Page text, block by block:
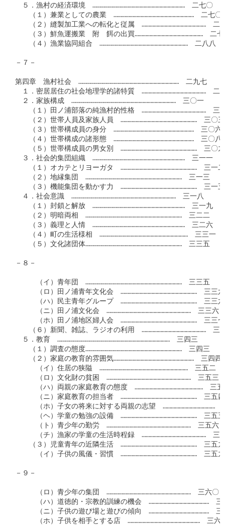
５．漁村の経済環境　……………………………………………………………　二七〇
（１）兼業としての農業　……………………………………………………　二七〇
（２）縫製加工業への転化と従属　…………………………………………　二
（３）鮮魚運搬業　附　餌の出買……………………………………………　二七
（４）漁業協同組合　…………………………………………………………　二八八
－７－
第四章　漁村社会　…………………………………………………………………　二九七
１．密居居住の社会地理学的諸特質　…………………………………………　二
２．家族構成　……………………………………………………………………　三〇一
（１）田ノ浦部落の純漁村的性格　…………………………………………　三
（２）世帯人員及家族人員　…………………………………………………　三〇三
（３）世帯構成員の身分　……………………………………………………　三〇六
（４）世帯構成の諸形態　……………………………………………………　三〇八
（５）世帯構成員の男女別　…………………………………………………　三〇九
３．社会的集団組織　……………………………………………………………　三一一
（１）オカテとリヨーガタ　…………………………………………………　三一二
（２）地縁集団　………………………………………………………………　三一三
（３）機能集団を動かす力　…………………………………………………　三一五
４．社会意識　……………………………………………………………………　三一八
（１）封鎖と解放　……………………………………………………………　三一九
（２）明暗両相　………………………………………………………………　三二二
（３）義理と人情　……………………………………………………………　三二六
（４）町の生活様相　…………………………………………………………　三三一
（５）文化諸団体………………………………………………………………　三三五
－８－
（イ）青年団　………………………………………………………………　三三五
（ロ）田ノ浦青年文化会　…………………………………………………　三三六
（ハ）民主青年グループ　…………………………………………………　三三六
（ニ）田ノ浦文化会　………………………………………………………　三三六
（ホ）田ノ浦地区婦人会　…………………………………………………　三三七
（６）新聞、雑誌、ラジオの利用　…………………………………………　三
５．教育　…………………………………………………………………………　三四三
（１）調査の態度………………………………………………………………　三四三
（２）家庭の教育的雰囲気……………………………………………………　三四四
（イ）住居の狭隘　…………………………………………………………　三五二
（ロ）文化財の貧困　………………………………………………………　三五三
（ハ）両親の家庭教育の態度　……………………………………………　三五
（ニ）家庭教育の担当者　…………………………………………………　三五四
（ホ）子女の将来に対する両親の志望　…………………………………　
（ヘ）学童の勉強の設備　…………………………………………………　三五五
（ト）青少年の勤労　………………………………………………………　三五六
（チ）漁家の学童の生活時程録　…………………………………………　三
（３）児童青年の近隣生活　…………………………………………………　三五九
（イ）子供の風儀・習慣　…………………………………………………　三五九
－９－
（ロ）青少年の集団　………………………………………………………　三六〇
（ハ）道徳的・宗教的訓練の機会　………………………………………　三
（ニ）子供の遊び場と遊びの傾向　………………………………………　三
（ホ）子供を相手とする店　………………………………………………　三六